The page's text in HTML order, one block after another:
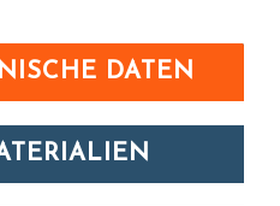
DATEN